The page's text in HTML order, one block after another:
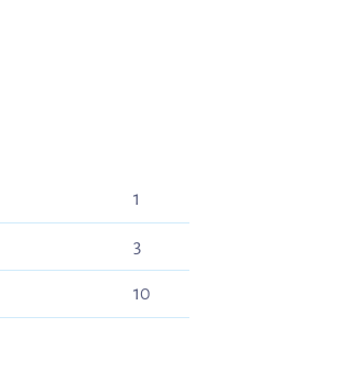
1
3
10